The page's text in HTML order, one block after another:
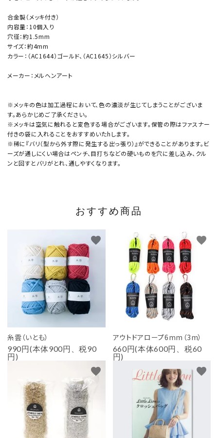
合金製（メッキ付き）
内容量：10個入り
穴径：約1.5mm
サイズ：約4mm
カラー：（AC1644）ゴールド、（AC1645）シルバー
メーカー：メルヘンアート
※メッキの色は加工過程において、色の濃淡が生じてしまうことがございま
す。あらかじめご了承ください。
※メッキは空気に触れると変色する場合がございます。保管の際はファスナー
付きの袋に入れることをおすすめいたhします。
※稀に『バリ（型から外す際に発生する出っ張り）』ができることがあります。ビ
ーズが通しにくい場合はペンチ、目打ちなどの硬いものを穴に差し込み、クル
ンと回すとバリがとれ、通しやすくなります。
おすすめ商品
糸雲（いとも）
990円(本体900円、税90
円)
favorite
アウトドアロープ6mm（3m）
660円(本体600円、税60
円)
favorite
favorite favorite